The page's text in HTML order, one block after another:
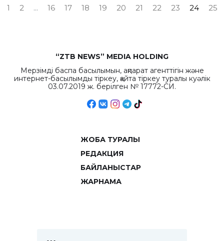
1 2 ... 16 17 18 19 20 21 22 23 24 25
“ZTB NEWS” MEDIA HOLDING
Мерзімді баспа басылымын, ақпарат агенттігін және
интернет-басылымды тіркеу, қайта тіркеу туралы куәлік
03.07.2019 ж. берілген № 17772-СИ.
ЖОБА ТУРАЛЫ
РЕДАКЦИЯ
БАЙЛАНЫСТАР
ЖАРНАМА